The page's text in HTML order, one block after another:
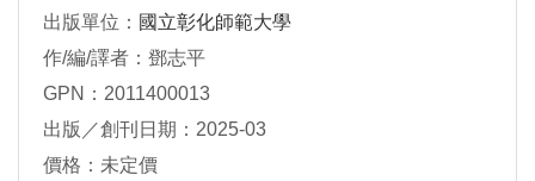
出版單位： 國立彰化師範大學
作/編/譯者：鄧志平
GPN：2011400013
出版／創刊日期：2025-03
價格：未定價